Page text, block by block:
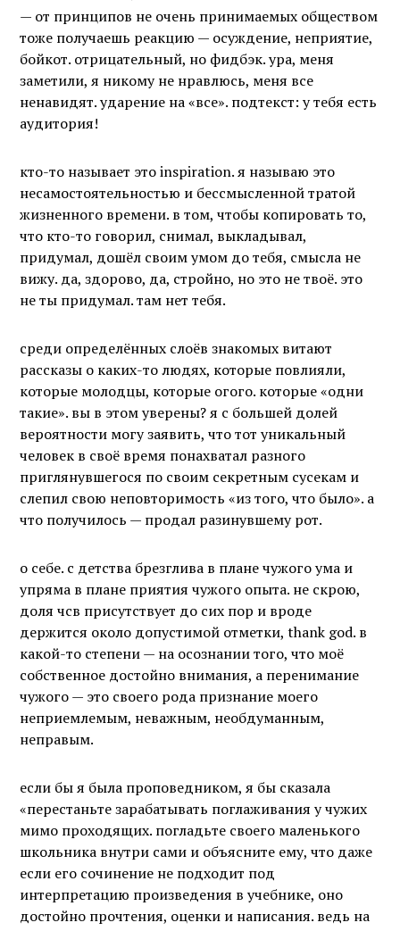
— от принципов не очень принимаемых обществом
тоже получаешь реакцию — осуждение, неприятие,
бойкот. отрицательный, но фидбэк. ура, меня
заметили, я никому не нравлюсь, меня все
ненавидят. ударение на «все». подтекст: у тебя есть
аудитория!
кто-то называет это inspiration. я называю это
несамостоятельностью и бессмысленной тратой
жизненного времени. в том, чтобы копировать то,
что кто-то говорил, снимал, выкладывал,
придумал, дошёл своим умом до тебя, смысла не
вижу. да, здорово, да, стройно, но это не твоё. это
не ты придумал. там нет тебя.
среди определённых слоёв знакомых витают
рассказы о каких-то людях, которые повлияли,
которые молодцы, которые огого. которые «одни
такие». вы в этом уверены? я с большей долей
вероятности могу заявить, что тот уникальный
человек в своё время понахватал разного
приглянувшегося по своим секретным сусекам и
слепил свою неповторимость «из того, что было». а
что получилось — продал разинувшему рот.
о себе. с детства брезглива в плане чужого ума и
упряма в плане приятия чужого опыта. не скрою,
доля чсв присутствует до сих пор и вроде
держится около допустимой отметки, thank god. в
какой-то степени — на осознании того, что моё
собственное достойно внимания, а перенимание
чужого — это своего рода признание моего
неприемлемым, неважным, необдуманным,
неправым.
если бы я была проповедником, я бы сказала
«перестаньте зарабатывать поглаживания у чужих
мимо проходящих. погладьте своего маленького
школьника внутри сами и объясните ему, что даже
если его сочинение не подходит под
интерпретацию произведения в учебнике, оно
достойно прочтения, оценки и написания. ведь на